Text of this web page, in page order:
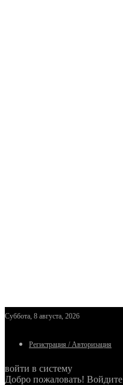
Суббота, 8 августа, 2026
Регистрация / Авторизация
войти в систему
Добро пожаловать!